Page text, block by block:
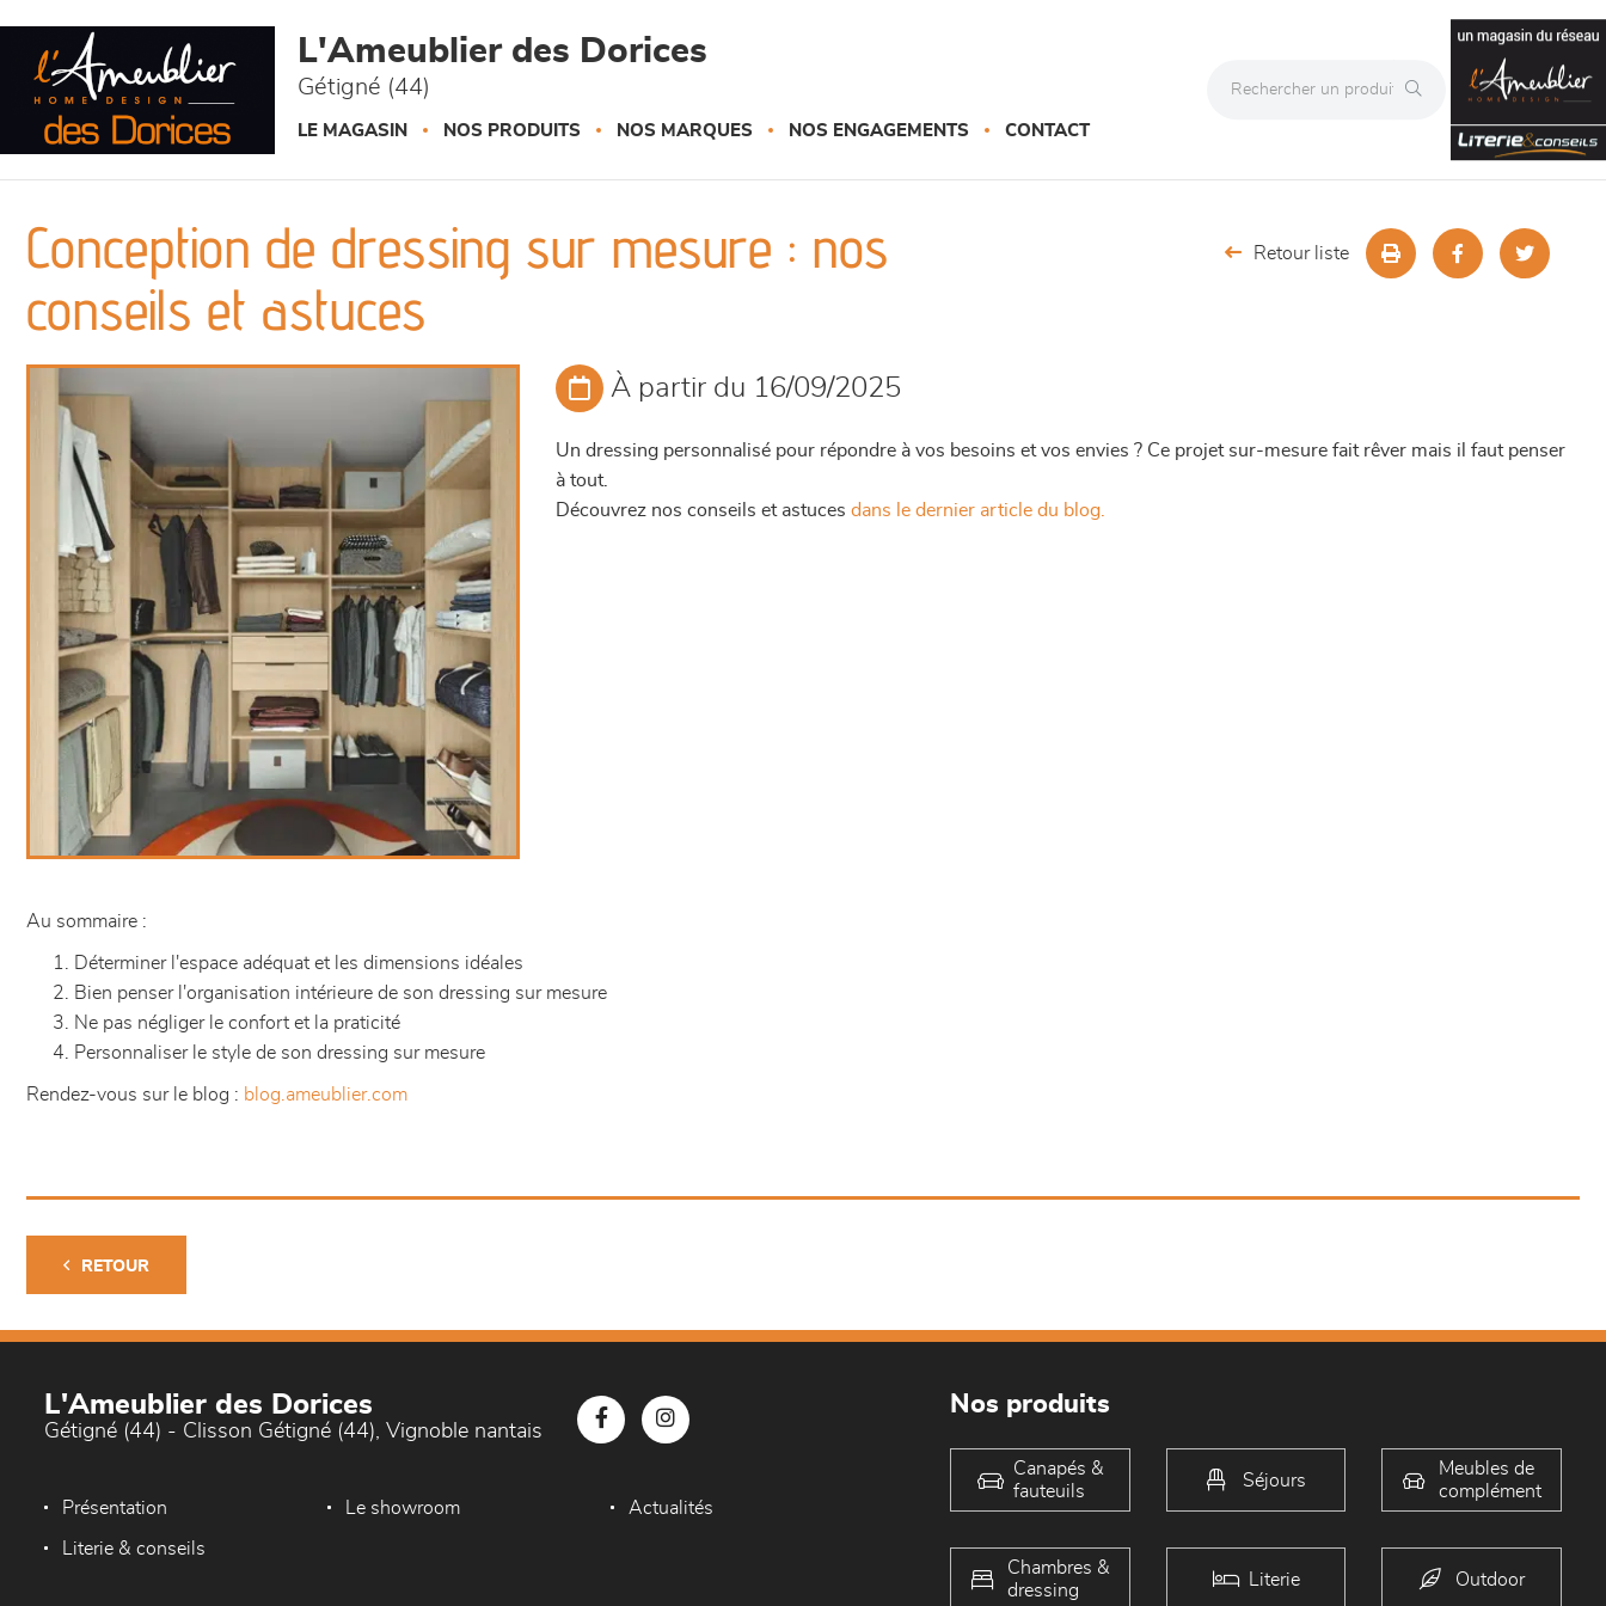
L'Ameublier des Dorices
Gétigné (44)
LE MAGASIN NOS PRODUITS NOS MARQUES NOS ENGAGEMENTS CONTACT
Conception de dressing sur mesure : nos
conseils et astuces
Retour liste
À partir du 16/09/2025
Un dressing personnalisé pour répondre à vos besoins et vos envies ? Ce projet sur-mesure fait rêver mais il faut penser
à tout.
Découvrez nos conseils et astucesdans le dernier article du blog.
Au sommaire :
Déterminer l'espace adéquat et les dimensions idéales
Bien penser l'organisation intérieure de son dressing sur mesure
Ne pas négliger le confort et la praticité
Personnaliser le style de son dressing sur mesure
Rendez-vous sur le blog : blog.ameublier.com
RETOUR
L'Ameublier des Dorices
Gétigné (44) - Clisson Gétigné (44), Vignoble nantais
Présentation Le showroom Actualités
Literie & conseils
Nos produits
Canapés &
fauteuils
Séjours
Meubles de
complément
Chambres &
dressing
Literie Outdoor